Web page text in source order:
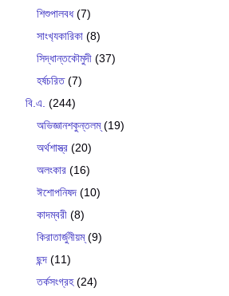
শিশুপালবধ(7)
সাংখ‍্যকারিকা (8)
সিদ্ধান্তকৌমুদী (37)
হর্ষচরিত(7)
বি.এ. (244)
অভিজ্ঞানশকুন্তলম্(19)
অর্থশাস্ত্র (20)
অলংকার (16)
ঈশোপনিষদ (10)
কাদম্বরী (8)
কিরাতার্জুনীয়ম্(9)
ছন্দ (11)
তর্কসংগ্রহ(24)